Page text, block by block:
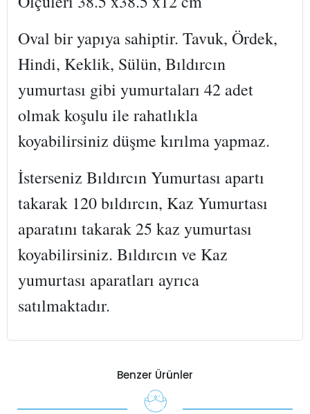
Oval bir yapıya sahiptir. Tavuk, Ördek,
Hindi, Keklik, Sülün, Bıldırcın
yumurtası gibi yumurtaları 42 adet
olmak koşulu ile rahatlıkla
koyabilirsiniz düşme kırılma yapmaz.
İsterseniz Bıldırcın Yumurtası apartı
takarak 120 bıldırcın, Kaz Yumurtası
aparatını takarak 25 kaz yumurtası
koyabilirsiniz. Bıldırcın ve Kaz
yumurtası aparatları ayrıca
satılmaktadır.
Benzer Ürünler